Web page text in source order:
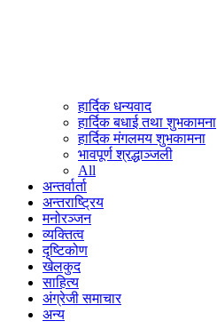
हार्दिक धन्यवाद
हार्दिक बधाई तथा शुभकामना
हार्दिक मंगलमय शुभकामना
भावपूर्ण श्रद्धाञ्जली
All
अन्तर्वार्ता
अन्तराष्ट्रिय
मनोरञ्जन
व्यक्तित्व
दृष्टिकोण
खेलकुद
साहित्य
अंग्रेजी समाचार
अन्य